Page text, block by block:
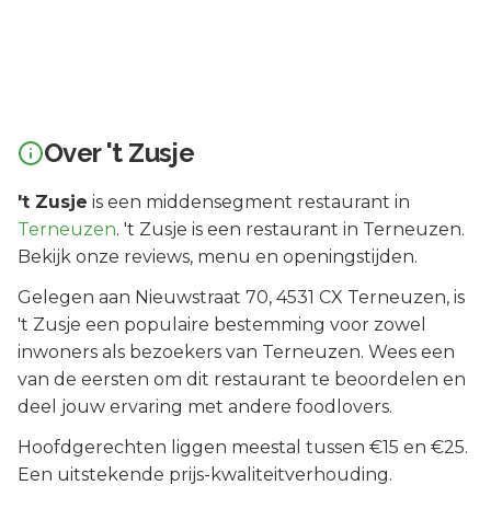
Over't Zusje
't Zusje is een middensegment restaurant in
Terneuzen. 't Zusje is een restaurant in Terneuzen.
Bekijk onze reviews, menu en openingstijden.
Gelegen aan Nieuwstraat 70, 4531 CX Terneuzen, is
't Zusje een populaire bestemming voor zowel
inwoners als bezoekers van Terneuzen. Wees een
van de eersten om dit restaurant te beoordelen en
deel jouw ervaring met andere foodlovers.
Hoofdgerechten liggen meestal tussen €15 en €25.
Een uitstekende prijs-kwaliteitverhouding.